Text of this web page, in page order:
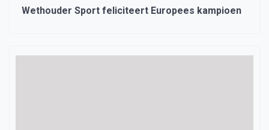
Wethouder Sport feliciteert Europees kampioen